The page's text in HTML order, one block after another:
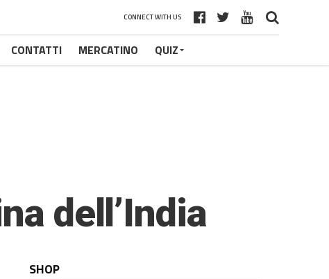
CONNECT WITH US
CONTATTI MERCATINO QUIZ
dell’India
SHOP